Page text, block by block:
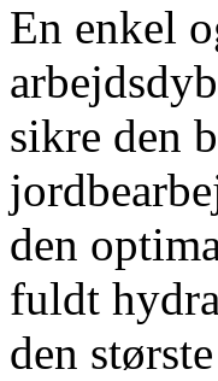
En enkel
sikre den
den
fuldt
den